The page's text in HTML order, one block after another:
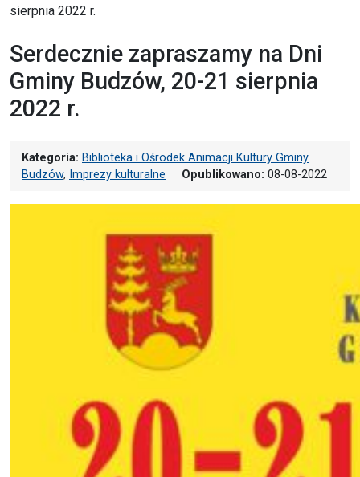
sierpnia 2022 r.
Serdecznie zapraszamy na Dni
Gminy Budzów, 20-21 sierpnia
2022 r.
Kategoria: Biblioteka i Ośrodek Animacji Kultury Gminy
Budzów, Imprezy kulturalne Opublikowano: 08-08-2022